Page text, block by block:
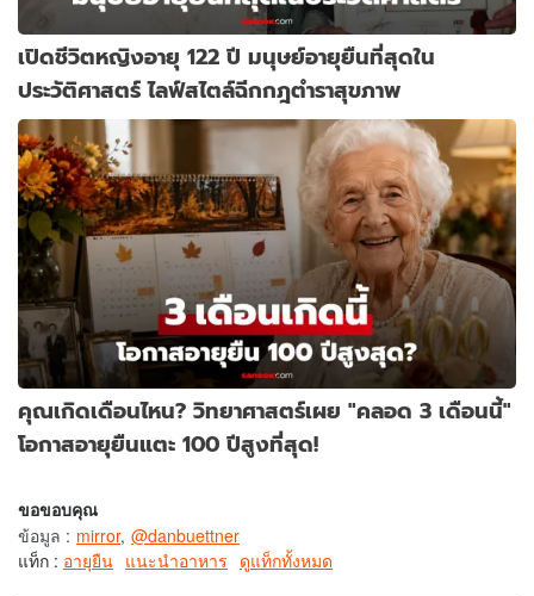
เปิดชีวิตหญิงอายุ 122 ปี มนุษย์อายุยืนที่สุดใน
ประวัติศาสตร์ ไลฟ์สไตล์ฉีกกฎตำราสุขภาพ
คุณเกิดเดือนไหน? วิทยาศาสตร์เผย "คลอด 3 เดือนนี้"
โอกาสอายุยืนแตะ 100 ปีสูงที่สุด!
ขอขอบคุณ
ข้อมูล : mirror, @danbuettner
แท็ก : อายุยืน แนะนำอาหาร ดูแท็กทั้งหมด